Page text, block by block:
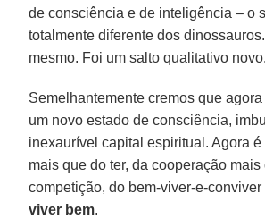
de consciência e de inteligência – o
totalmente diferente dos
mesmo. Foi um salto qualitativo novo.
Semelhantemente cremos que
um novo estado de consciência,
inexaurível capital espiritual. Agora
mais que do ter, da cooperação mais
competição, do bem-viver-e-
viver bem.